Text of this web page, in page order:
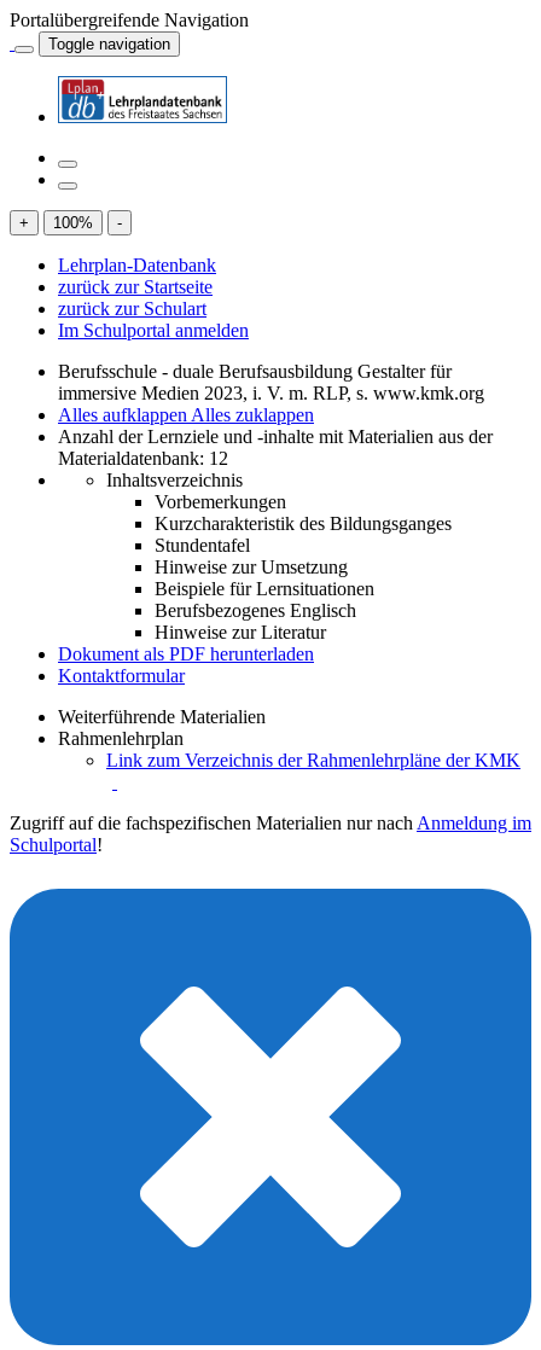
Portalübergreifende Navigation
Toggle navigation
+ 100% -
Lehrplan-Datenbank
zurück zur Startseite
zurück zur Schulart
Im Schulportal anmelden
Berufsschule - duale Berufsausbildung Gestalter für
immersive Medien 2023, i. V. m. RLP, s. www.kmk.org
Alles aufklappen Alles zuklappen
Anzahl der Lernziele und -inhalte mit Materialien aus der
Materialdatenbank: 12
Inhaltsverzeichnis
Vorbemerkungen
Kurzcharakteristik des Bildungsganges
Stundentafel
Hinweise zur Umsetzung
Beispiele für Lernsituationen
Berufsbezogenes Englisch
Hinweise zur Literatur
Dokument als PDF herunterladen
Kontaktformular
Weiterführende Materialien
Rahmenlehrplan
Link zum Verzeichnis der Rahmenlehrpläne der KMK
Zugriff auf die fachspezifischen Materialien nur nach Anmeldung im
Schulportal!